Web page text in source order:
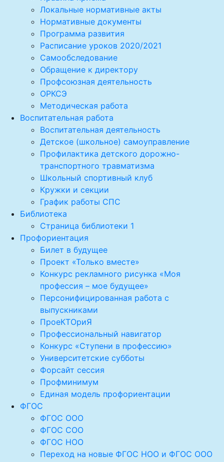
Локальные нормативные акты
Нормативные документы
Программа развития
Расписание уроков 2020/2021
Самообследование
Обращение к директору
Профсоюзная деятельность
ОРКСЭ
Методическая работа
Воспитательная работа
Воспитательная деятельность
Детское (школьное) самоуправление
Профилактика детского дорожно-
транспортного травматизма
Школьный спортивный клуб
Кружки и секции
График работы СПС
Библиотека
Страница библиотеки 1
Профориентация
Билет в будущее
Проект «Только вместе»
Конкурс рекламного рисунка «Моя
профессия – мое будущее»
Персонифицированная работа с
выпускниками
ПроеКТОриЯ
Профессиональный навигатор
Конкурс «Ступени в профессию»
Университетские субботы
Форсайт сессия
Профминимум
Единая модель профориентации
ФГОС
ФГОС ООО
ФГОС СОО
ФГОС НОО
Переход на новые ФГОС НОО и ФГОС ООО